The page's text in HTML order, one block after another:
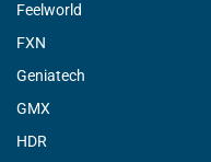
Feelworld
FXN
Geniatech
GMX
HDR